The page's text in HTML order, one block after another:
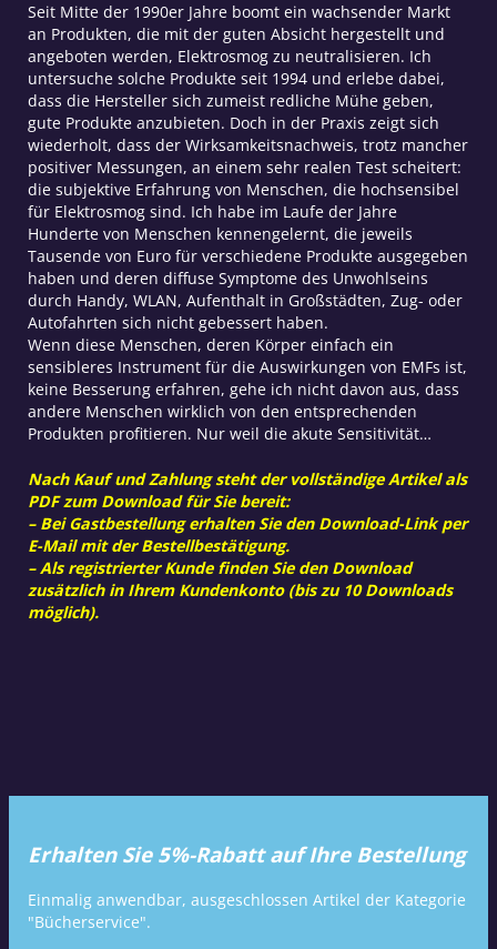
Seit Mitte der 1990er Jahre boomt ein wachsender Markt
an Produkten, die mit der guten Absicht hergestellt und
angeboten werden, Elektrosmog zu neutralisieren. Ich
untersuche solche Produkte seit 1994 und erlebe dabei,
dass die Hersteller sich zumeist redliche Mühe geben,
gute Produkte anzubieten. Doch in der Praxis zeigt sich
wiederholt, dass der Wirksamkeitsnachweis, trotz mancher
positiver Messungen, an einem sehr realen Test scheitert:
die subjektive Erfahrung von Menschen, die hochsensibel
für Elektrosmog sind. Ich habe im Laufe der Jahre
Hunderte von Menschen kennengelernt, die jeweils
Tausende von Euro für verschiedene Produkte ausgegeben
haben und deren diffuse Symptome des Unwohlseins
durch Handy, WLAN, Aufenthalt in Großstädten, Zug- oder
Autofahrten sich nicht gebessert haben.
Wenn diese Menschen, deren Körper einfach ein
sensibleres Instrument für die Auswirkungen von EMFs ist,
keine Besserung erfahren, gehe ich nicht davon aus, dass
andere Menschen wirklich von den entsprechenden
Produkten profitieren. Nur weil die akute Sensitivität…
Nach Kauf und Zahlung steht der vollständige Artikel als
PDF zum Download für Sie bereit:
– Bei Gastbestellung erhalten Sie den Download-Link per
E-Mail mit der Bestellbestätigung.
– Als registrierter Kunde finden Sie den Download
zusätzlich in Ihrem Kundenkonto (bis zu 10 Downloads
möglich).
Erhalten Sie 5%-Rabatt auf Ihre Bestellung
Einmalig anwendbar, ausgeschlossen Artikel der Kategorie
"Bücherservice".